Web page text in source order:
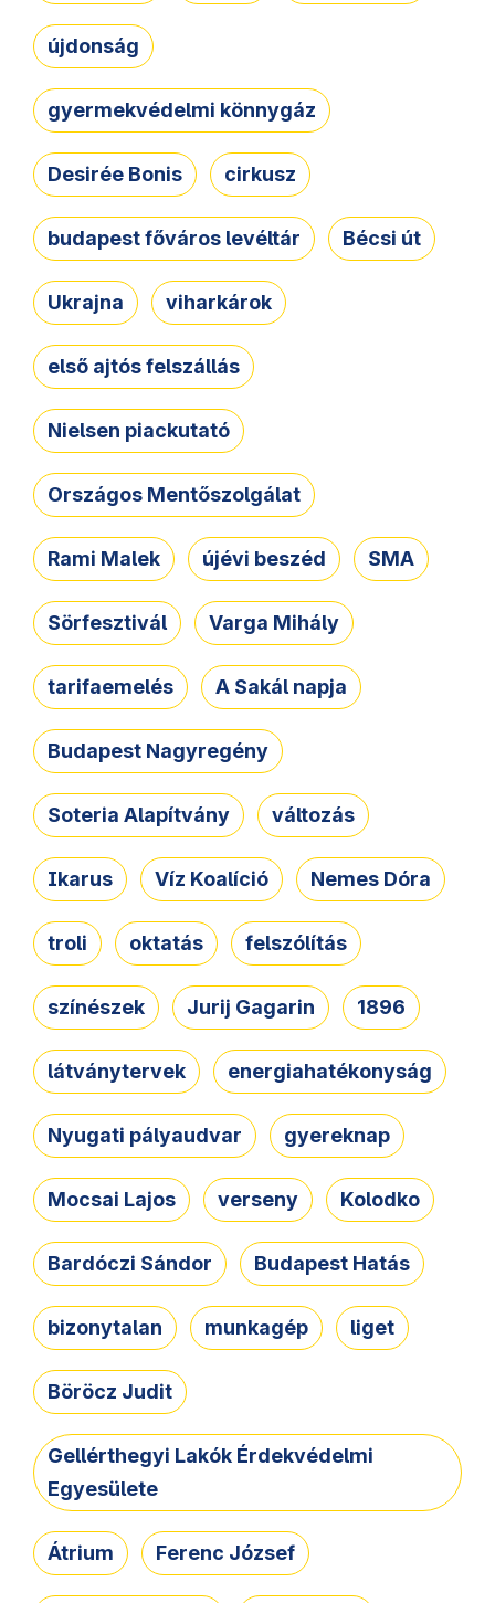
újdonság
gyermekvédelmi könnygáz
Desirée Bonis cirkusz
budapest főváros levéltár Bécsi út
Ukrajna viharkárok
első ajtós felszállás
Nielsen piackutató
Országos Mentőszolgálat
Rami Malek újévi beszéd SMA
Sörfesztivál Varga Mihály
tarifaemelés A Sakál napja
Budapest Nagyregény
Soteria Alapítvány változás
Ikarus Víz Koalíció Nemes Dóra
troli oktatás felszólítás
színészek Jurij Gagarin 1896
látványtervek energiahatékonyság
Nyugati pályaudvar gyereknap
Mocsai Lajos verseny Kolodko
Bardóczi Sándor Budapest Hatás
bizonytalan munkagép liget
Böröcz Judit
Gellérthegyi Lakók Érdekvédelmi
Egyesülete
Átrium Ferenc József